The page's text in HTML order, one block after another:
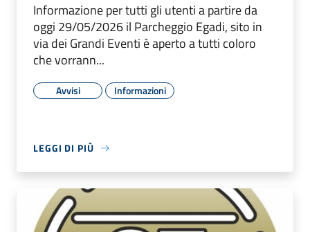
Informazione per tutti gli utenti a partire da
oggi 29/05/2026 il Parcheggio Egadi, sito in
via dei Grandi Eventi è aperto a tutti coloro
che vorrann...
Avvisi Informazioni
LEGGI DI PIÙ